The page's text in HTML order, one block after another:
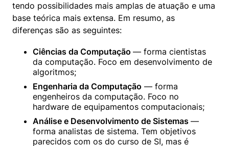
tendo possibilidades mais amplas de atuação e uma
base teórica mais extensa. Em resumo, as
diferenças são as seguintes:
Ciências da Computação — forma cientistas
da computação. Foco em desenvolvimento de
algoritmos;
Engenharia da Computação — forma
engenheiros da computação. Foco no
hardware de equipamentos computacionais;
Análise e Desenvolvimento de Sistemas —
forma analistas de sistema. Tem objetivos
parecidos com os do curso de SI, mas é